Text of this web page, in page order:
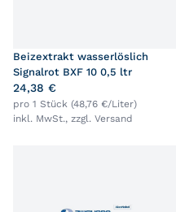
Beizextrakt wasserlöslich
Signalrot BXF 10 0,5 ltr
24,38 €
pro 1 Stück (48,76 €/Liter)
inkl. MwSt., zzgl. Versand